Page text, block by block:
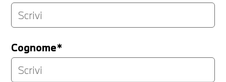
Cognome*